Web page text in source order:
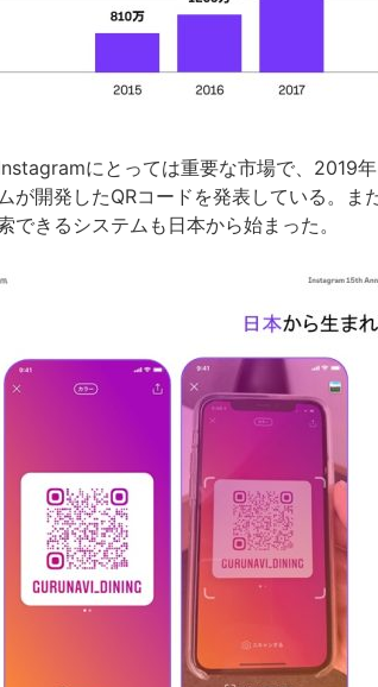
にとっては重要な市場で、2019
が開発したQRコードを発表している。
できるシステムも日本から始まった。